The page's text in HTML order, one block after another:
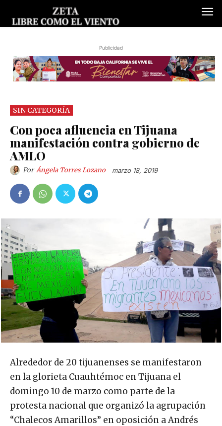
Publicidad
SIN CATEGORÍA
Con poca afluencia en Tijuana
manifestación contra gobierno de
AMLO
Por Ángela Torres Lozano marzo 18, 2019
Alrededor de 20 tijuanenses se manifestaron
en la glorieta Cuauhtémoc en Tijuana el
domingo 10 de marzo como parte de la
protesta nacional que organizó la agrupación
“Chalecos Amarillos” en oposición a Andrés